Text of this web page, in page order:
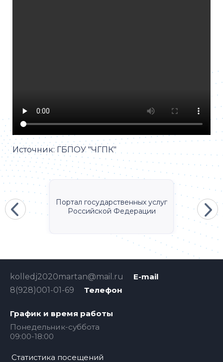
Источник:ГБПОУ "ЧГПК"
Портал государственных услуг
Российской Федерации
E-mail
kolledj2020martan@mail.ru
Телефон
8(928)001-01-69
График и время работы
Понедельник-суббота
09:00-18:00
Статистика посещений